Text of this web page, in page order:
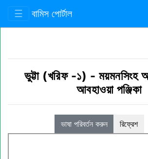
☰ বামিস পোর্টাল
ভুট্টা (খরিফ -১) - ময়মনসিংহ
আবহাওয়া পঞ্জিকা
ভাষা পরিবর্তন করুন রিফ্রেশ